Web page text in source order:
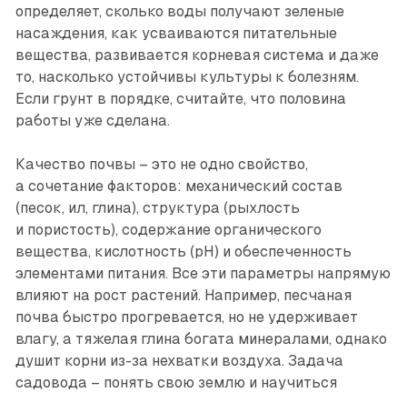
определяет, сколько воды получают зеленые
насаждения, как усваиваются питательные
вещества, развивается корневая система и даже
то, насколько устойчивы культуры к болезням.
Если грунт в порядке, считайте, что половина
работы уже сделана.
Качество почвы – это не одно свойство,
а сочетание факторов: механический состав
(песок, ил, глина), структура (рыхлость
и пористость), содержание органического
вещества, кислотность (pH) и обеспеченность
элементами питания. Все эти параметры напрямую
влияют на рост растений. Например, песчаная
почва быстро прогревается, но не удерживает
влагу, а тяжелая глина богата минералами, однако
душит корни из-за нехватки воздуха. Задача
садовода – понять свою землю и научиться